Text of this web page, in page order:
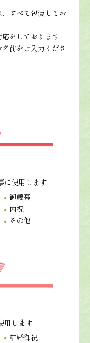
すべて包装してお
をしております
前をご入力くださ
に使用します
御歳暮
内祝
その他
用します
結婚御祝